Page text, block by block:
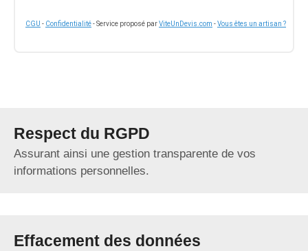
CGU - Confidentialité- Service proposé parViteUnDevis.com -Vous êtes un artisan ?
Respect du RGPD
Assurant ainsi une gestion transparente de vos
informations personnelles.
Effacement des données